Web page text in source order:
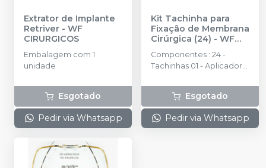
Extrator de Implante
Retriver - WF
CIRURGICOS
Embalagem com 1
unidade
Esgotado
Pedir via Whatsapp
Kit Tachinha para
Fixação de Membrana
Cirúrgica (24) - WF
Componentes : 24 -
Tachinhas 01 - Aplicador
exclusivo em aço
inoxidávelEsgotado
Pedir via Whatsapp